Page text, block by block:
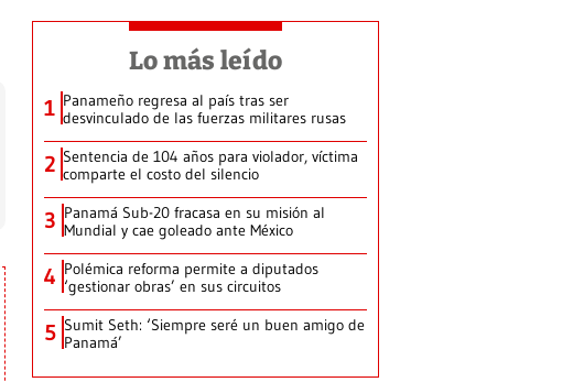
Lo más leído
1 Panameño regresa al país tras ser
desvinculado de las fuerzas militares rusas
2 Sentencia de 104 años para violador, víctima
comparte el costo del silencio
3 Panamá Sub-20 fracasa en su misión al
Mundial y cae goleado ante México
4 Polémica reforma permite a diputados
‘gestionar obras’ en sus circuitos
5 Sumit Seth: ‘Siempre seré un buen amigo de
Panamá’